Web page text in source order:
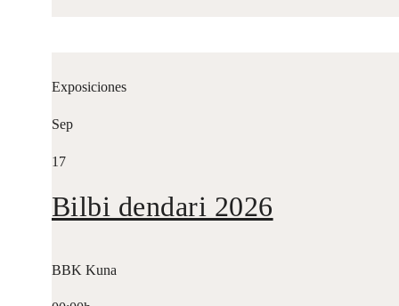
Exposiciones
Sep
17
Bilbi dendari 2026
BBK Kuna